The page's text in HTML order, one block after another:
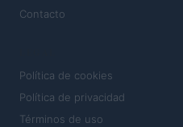
Contacto
Política de cookies
Política de privacidad
Términos de uso